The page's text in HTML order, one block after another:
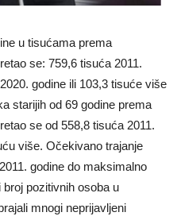
u tisućama prema
se: 759,6 tisuća 2011.
godine ili 103,3 tisuće više
starijih od 69 godine prema
se od 558,8 tisuća 2011.
više. Očekivano trajanje
godine do maksimalno
pozitivnih osoba u
mnogi neprijavljeni